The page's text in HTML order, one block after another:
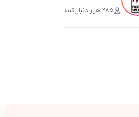
۲۸۵ هزار دنبال‌کننده